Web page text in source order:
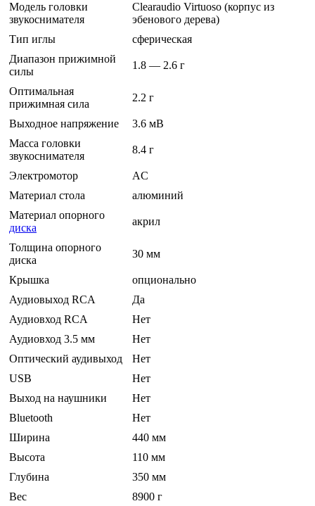
Модель головки
звукоснимателя
Clearaudio Virtuoso (корпус из
эбенового дерева)
Тип иглы
сферическая
Диапазон прижимной
силы
1.8 — 2.6 г
Оптимальная
прижимная сила
2.2 г
Выходное напряжение
3.6 мВ
Масса головки
звукоснимателя
8.4 г
Электромотор
AC
Материал стола
алюминий
Материал опорного
диска
акрил
Толщина опорного
диска
30 мм
Крышка
опционально
Аудиовыход RCA
Да
Аудиовход RCA
Нет
Аудиовход 3.5 мм
Нет
Оптический аудивыход
Нет
USB
Нет
Выход на наушники
Нет
Bluetooth
Нет
Ширина
440 мм
Высота
110 мм
Глубина
350 мм
Вес
8900 г